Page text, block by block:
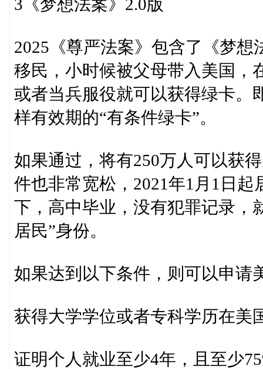
3《梦想法案》2.0版
2025《尊严法案》包含了《梦
移民，小时候被父母带入美国，
或者当兵服役就可以获得绿卡。
样有效期的“有条件绿卡”。
如果通过，将有250万人可以获
件也非常宽松，2021年1月1日
下，高中毕业，没有犯罪记录，
居民”身份。
如果达到以下条件，则可以申
获得大学学位或者专科学历在美
证明个人就业至少4年，且至少